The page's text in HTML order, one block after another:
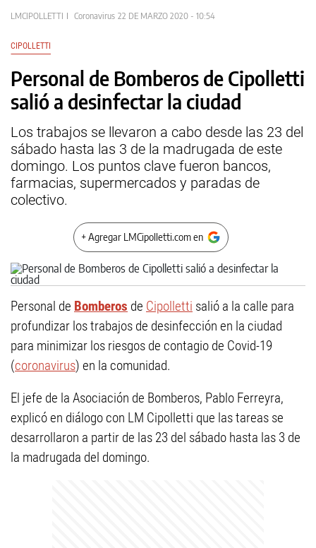
LMCIPOLLETTI Coronavirus 22 DE MARZO 2020 - 10:54
CIPOLLETTI
Personal de Bomberos de Cipolletti
salió a desinfectar la ciudad
Los trabajos se llevaron a cabo desde las 23 del
sábado hasta las 3 de la madrugada de este
domingo. Los puntos clave fueron bancos,
farmacias, supermercados y paradas de
colectivo.
+ Agregar LMCipolletti.com en
Personal de Bomberos de Cipolletti salió a la calle para
profundizar los trabajos de desinfección en la ciudad
para minimizar los riesgos de contagio de Covid-19
(coronavirus) en la comunidad.
El jefe de la Asociación de Bomberos, Pablo Ferreyra,
explicó en diálogo con LM Cipolletti que las tareas se
desarrollaron a partir de las 23 del sábado hasta las 3 de
la madrugada del domingo.